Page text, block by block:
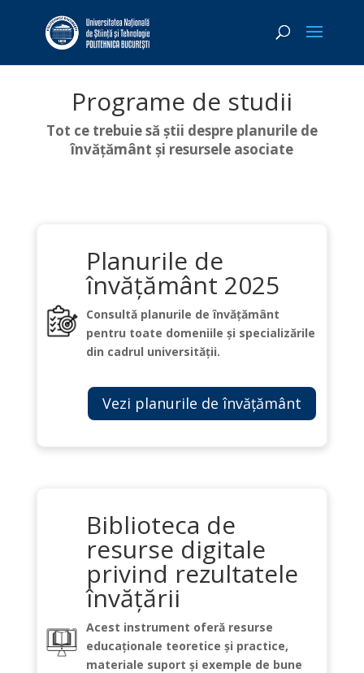
Programe de studii
Tot ce trebuie să știi despre planurile de
învățământ și resursele asociate
Planurile de
învățământ 2025
Consultă planurile de învățământ
pentru toate domeniile și specializările
din cadrul universității.
Vezi planurile de învățământ
Biblioteca de
resurse digitale
privind rezultatele
învățării
Acest instrument oferă resurse
educaționale teoretice și practice,
materiale suport și exemple de bune